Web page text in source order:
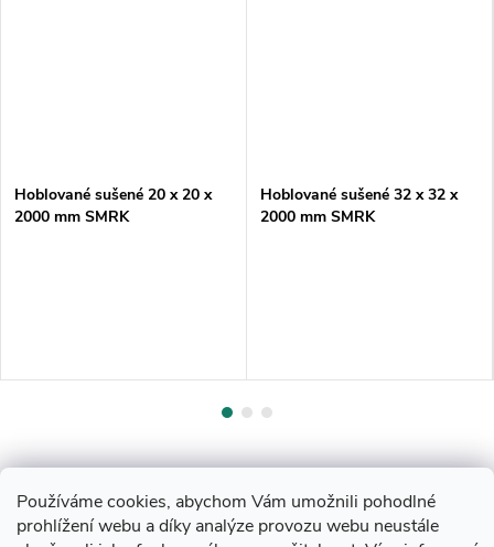
Používáme cookies, abychom Vám umožnili pohodlné
prohlížení webu a díky analýze provozu webu neustále
Hoblované sušené 20 x 20 x
2000 mm SMRK
Hoblované sušené 32 x 32 x
2000 mm SMRK